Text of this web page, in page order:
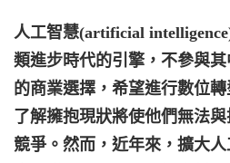
人工智慧(artificial
類進步時代的引擎，不參與
的商業選擇，希望進行數位
了解擁抱現狀將使他們無法
競爭。然而，近年來，擴大